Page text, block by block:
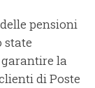
pensioni
state
la
di Poste